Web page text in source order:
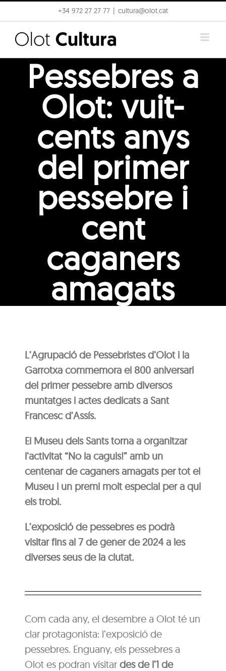
to
content
+34 972 27 27 77 cultura@olot.cat
Pessebres a
Olot: vuit-
cents anys
del primer
pessebre i
cent
caganers
amagats
L’Agrupació de Pessebristes d’Olot i la
Garrotxa commemora el 800 aniversari
del primer pessebre amb diversos
muntatges i actes dedicats a Sant
Francesc d’Assís.
El Museu dels Sants torna a organitzar
l’activitat “No la caguis!” amb un
centenar de caganers amagats per tot el
Museu i un premi molt especial per a qui
els trobi.
L’exposició de pessebres es podrà
visitar fins al 7 de gener de 2024 a les
diverses seus de la ciutat.
Com cada any, el desembre a Olot té un
clar protagonista: l’exposició de
pessebres. Enguany, els pessebres a
Olot es podran visitardes de l’1 de